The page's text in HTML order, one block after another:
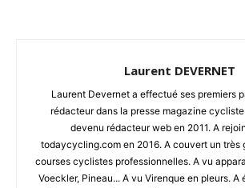
Laurent DEVERNET
Laurent Devernet a effectué ses premiers
rédacteur dans la presse magazine
devenu rédacteur web en 2011. A
todaycycling.com en 2016. A couvert un très
courses cyclistes professionnelles. A vu
Voeckler, Pineau... A vu Virenque en pleurs. A